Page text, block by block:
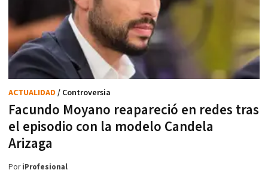
Facundo Moyano reapareció en redes tras
el episodio con la modelo Candela
Arizaga
ACTUALIDAD / Controversia
PoriProfesional